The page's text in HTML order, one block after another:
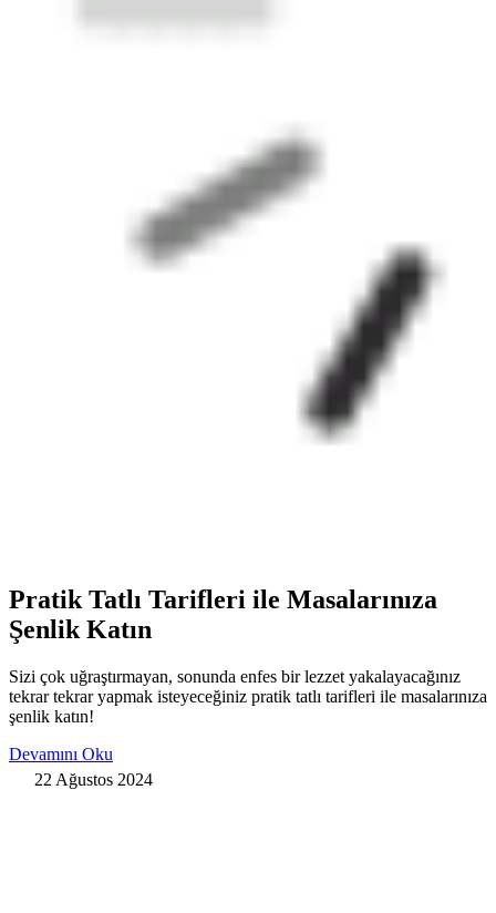
Pratik Tatlı Tarifleri ile Masalarınıza
Şenlik Katın
Sizi çok uğraştırmayan, sonunda enfes bir lezzet yakalayacağınız
tekrar tekrar yapmak isteyeceğiniz pratik tatlı tarifleri ile masalarınıza
şenlik katın!
Devamını Oku
22 Ağustos 2024